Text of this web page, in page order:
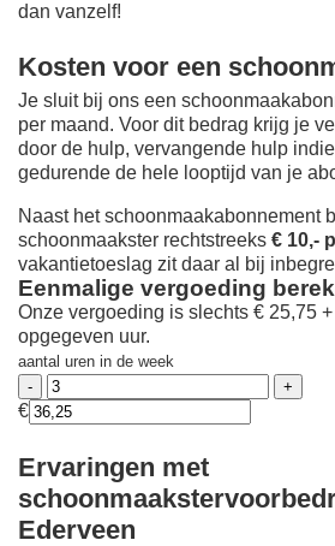
dan vanzelf!
Kosten voor een
Je sluit bij ons een
per maand. Voor dit bedrag krijg je
door de hulp, vervangende hulp
gedurende de hele looptijd van je
Naast het schoonmaakabonnement
schoonmaakster rechtstreeks € 10,-
vakantietoeslag zit daar al bij
Eenmalige vergoeding
Onze vergoeding is slechts € 25,75
opgegeven uur.
aantal uren in de week
€
Ervaringen met
Ederveen